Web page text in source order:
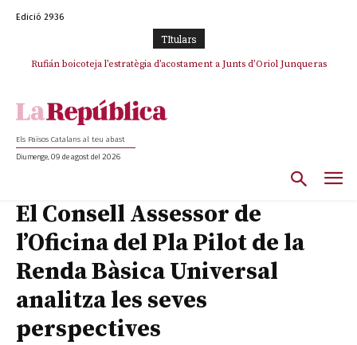
Edició 2936
TItulars
Rufián boicoteja l’estratègia d’acostament a Junts d’Oriol Junqueras
Els Països Catalans al teu abast
Diumenge, 09 de agost del 2026
El Consell Assessor de
l’Oficina del Pla Pilot de la
Renda Bàsica Universal
analitza les seves
perspectives